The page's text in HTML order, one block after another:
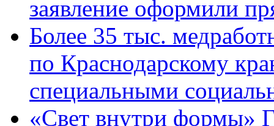
заявление оформили
Более 35 тыс.
по Краснодарскому
специальными
«Свет внутри формы»